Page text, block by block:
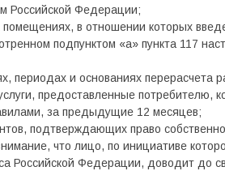
Российской Федерации;
в отношении которых
подпунктом «а» пункта 117
периодах и основаниях перерасчета
предоставленные потребителю,
за предыдущие 12 месяцев;
подтверждающих право
что лицо, по инициативе
Российской Федерации, доводит до